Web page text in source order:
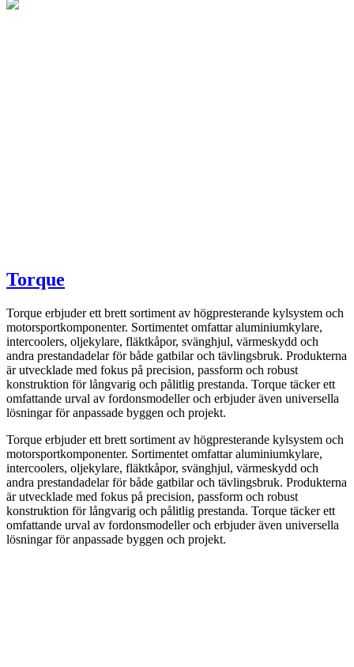
Torque
Torque erbjuder ett brett sortiment av högpresterande kylsystem och
motorsportkomponenter. Sortimentet omfattar aluminiumkylare,
intercoolers, oljekylare, fläktkåpor, svänghjul, värmeskydd och
andra prestandadelar för både gatbilar och tävlingsbruk. Produkterna
är utvecklade med fokus på precision, passform och robust
konstruktion för långvarig och pålitlig prestanda. Torque täcker ett
omfattande urval av fordonsmodeller och erbjuder även universella
lösningar för anpassade byggen och projekt.
Torque erbjuder ett brett sortiment av högpresterande kylsystem och
motorsportkomponenter. Sortimentet omfattar aluminiumkylare,
intercoolers, oljekylare, fläktkåpor, svänghjul, värmeskydd och
andra prestandadelar för både gatbilar och tävlingsbruk. Produkterna
är utvecklade med fokus på precision, passform och robust
konstruktion för långvarig och pålitlig prestanda. Torque täcker ett
omfattande urval av fordonsmodeller och erbjuder även universella
lösningar för anpassade byggen och projekt.